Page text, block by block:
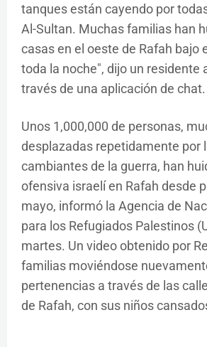
tanques están cayendo por
Al-Sultan. Muchas familias han
casas en el oeste de Rafah bajo
toda la noche", dijo un residente
través de una aplicación de chat.
Unos 1,000,000 de personas,
desplazadas repetidamente por
cambiantes de la guerra, han
ofensiva israelí en Rafah desde
mayo, informó la Agencia de
para los Refugiados Palestinos
martes. Un video obtenido por
familias moviéndose
pertenencias a través de las
de Rafah, con sus niños